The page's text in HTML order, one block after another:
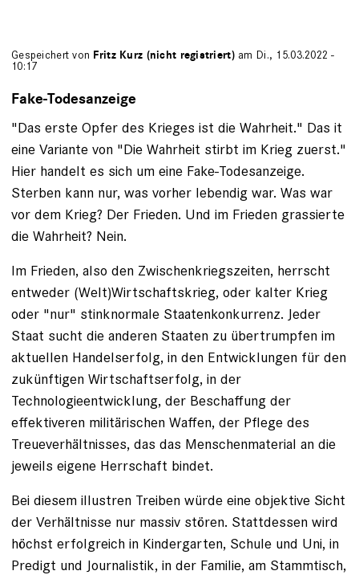
Gespeichert von Fritz Kurz (nicht registriert)am Di., 15.03.2022 -
10:17
Fake-Todesanzeige
"Das erste Opfer des Krieges ist die Wahrheit." Das it
eine Variante von "Die Wahrheit stirbt im Krieg zuerst."
Hier handelt es sich um eine Fake-Todesanzeige.
Sterben kann nur, was vorher lebendig war. Was war
vor dem Krieg? Der Frieden. Und im Frieden grassierte
die Wahrheit? Nein.
Im Frieden, also den Zwischenkriegszeiten, herrscht
entweder (Welt)Wirtschaftskrieg, oder kalter Krieg
oder "nur" stinknormale Staatenkonkurrenz. Jeder
Staat sucht die anderen Staaten zu übertrumpfen im
aktuellen Handelserfolg, in den Entwicklungen für den
zukünftigen Wirtschaftserfolg, in der
Technologieentwicklung, der Beschaffung der
effektiveren militärischen Waffen, der Pflege des
Treueverhältnisses, das das Menschenmaterial an die
jeweils eigene Herrschaft bindet.
Bei diesem illustren Treiben würde eine objektive Sicht
der Verhältnisse nur massiv stören. Stattdessen wird
höchst erfolgreich in Kindergarten, Schule und Uni, in
Predigt und Journalistik, in der Familie, am Stammtisch,